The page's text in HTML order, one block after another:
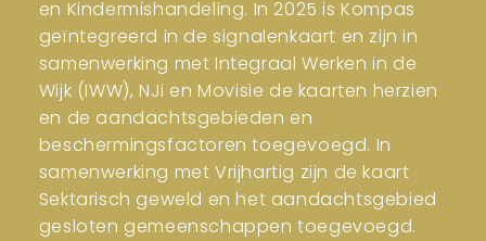
en Kindermishandeling. In 2025 is Kompas
geïntegreerd in de signalenkaart en zijn in
samenwerking met Integraal Werken in de
Wijk (IWW), NJi en Movisie de kaarten herzien
en de aandachtsgebieden en
beschermingsfactoren toegevoegd. In
samenwerking met Vrijhartig zijn de kaart
Sektarisch geweld en het aandachtsgebied
gesloten gemeenschappen toegevoegd.